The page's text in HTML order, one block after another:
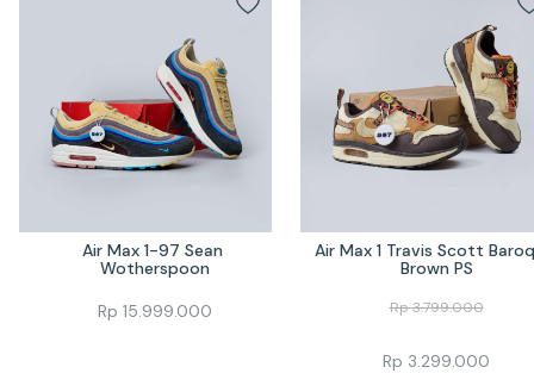
Air Max 1-97 Sean
Wotherspoon
Rp 15.999.000
Air Max 1 Travis Scott
Brown PS
Rp3.799.000
Rp 3.299.000